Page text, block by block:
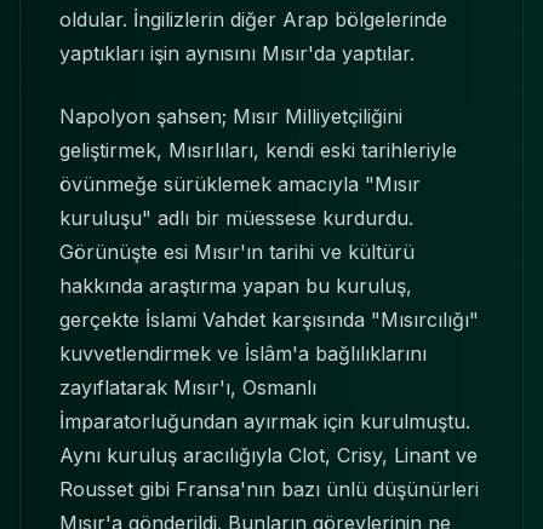
oldular. İngilizlerin diğer Arap bölgelerinde
yaptıkları işin aynısını Mısır'da yaptılar.
Napolyon şahsen; Mısır Milliyetçiliğini
geliştirmek, Mısırlıları, kendi eski tarihleriyle
övünmeğe sürüklemek amacıyla "Mısır
kuruluşu" adlı bir müessese kurdurdu.
Görünüşte esi Mısır'ın tarihi ve kültürü
hakkında araştırma yapan bu kuruluş,
gerçekte İslami Vahdet karşısında "Mısırcılığı"
kuvvetlendirmek ve İslâm'a bağlılıklarını
zayıflatarak Mısır'ı, Osmanlı
İmparatorluğundan ayırmak için kurulmuştu.
Aynı kuruluş aracılığıyla Clot, Crisy, Linant ve
Rousset gibi Fransa'nın bazı ünlü düşünürleri
Mısır'a gönderildi. Bunların görevlerinin ne